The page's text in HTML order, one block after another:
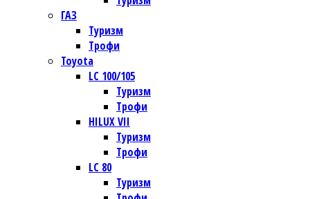
ГАЗ
Туризм
Трофи
Toyota
LC 100/105
Туризм
Трофи
HILUX VII
Туризм
Трофи
LC 80
Туризм